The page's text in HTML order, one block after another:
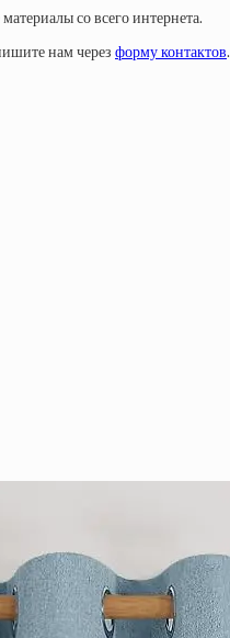
со всего интернета.
нам через форму контактов.